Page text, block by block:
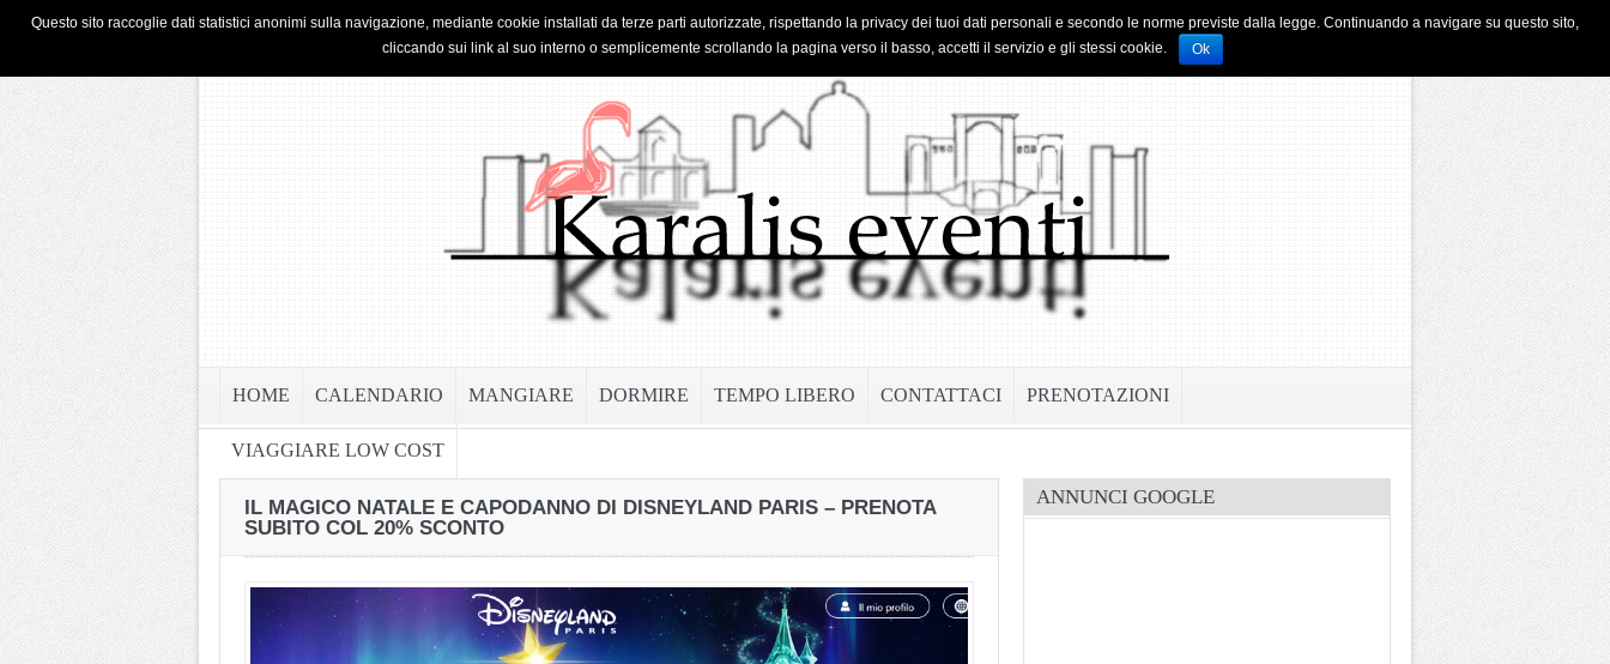
HOME PRIVACY & COOKIE POLICY
HOME CALENDARIO MANGIARE DORMIRE TEMPO LIBERO CONTATTACI PRENOTAZIONI
VIAGGIARE LOW COST
IL MAGICO NATALE E CAPODANNO DI DISNEYLAND PARIS – PRENOTA
SUBITO COL 20% SCONTO
ANNUNCI GOOGLE
Questo sito raccoglie dati statistici anonimi sulla navigazione, mediante cookie installati da terze parti autorizzate, rispettando la privacy dei tuoi dati personali e secondo le norme previste dalla legge. Continuando a navigare su questo sito,
cliccando sui link al suo interno o semplicemente scrollando la pagina verso il basso, accetti il servizio e gli stessi cookie.
Ok